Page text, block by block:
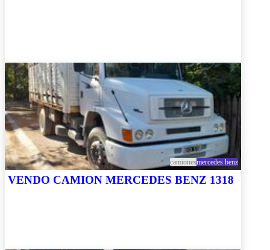
camionesmercedes benz
VENDO CAMION MERCEDES BENZ 1318